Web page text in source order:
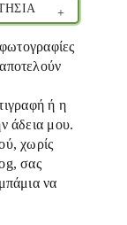
ή η
άδεια μου.
χωρίς
σας
να